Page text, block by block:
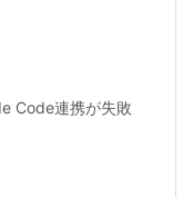
Code連携が失敗